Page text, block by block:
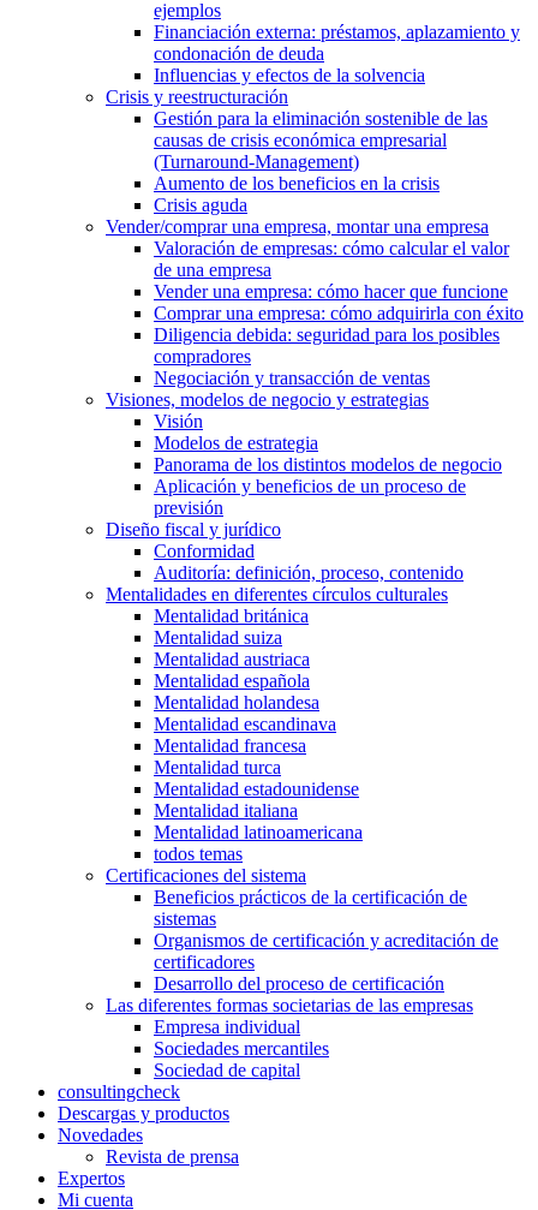
ejemplos
Financiación externa: préstamos, aplazamiento y
condonación de deuda
Influencias y efectos de la solvencia
Crisis y reestructuración
Gestión para la eliminación sostenible de las
causas de crisis económica empresarial
(Turnaround-Management)
Aumento de los beneficios en la crisis
Crisis aguda
Vender/comprar una empresa, montar una empresa
Valoración de empresas: cómo calcular el valor
de una empresa
Vender una empresa: cómo hacer que funcione
Comprar una empresa: cómo adquirirla con éxito
Diligencia debida: seguridad para los posibles
compradores
Negociación y transacción de ventas
Visiones, modelos de negocio y estrategias
Visión
Modelos de estrategia
Panorama de los distintos modelos de negocio
Aplicación y beneficios de un proceso de
previsión
Diseño fiscal y jurídico
Conformidad
Auditoría: definición, proceso, contenido
Mentalidades en diferentes círculos culturales
Mentalidad británica
Mentalidad suiza
Mentalidad austriaca
Mentalidad española
Mentalidad holandesa
Mentalidad escandinava
Mentalidad francesa
Mentalidad turca
Mentalidad estadounidense
Mentalidad italiana
Mentalidad latinoamericana
todos temas
Certificaciones del sistema
Beneficios prácticos de la certificación de
sistemas
Organismos de certificación y acreditación de
certificadores
Desarrollo del proceso de certificación
Las diferentes formas societarias de las empresas
Empresa individual
Sociedades mercantiles
Sociedad de capital
consultingcheck
Descargas y productos
Novedades
Revista de prensa
Expertos
Mi cuenta